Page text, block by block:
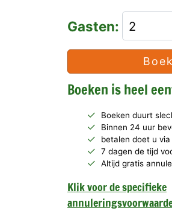
Gasten:
Boeken is heel
Boeken duurt
Binnen 24 uur
betalen doet u
7 dagen de tijd
Altijd gratis
Klik voor de specifieke